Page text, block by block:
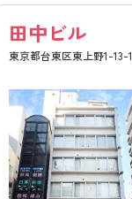
田中ビル
東京都台東区東上野1-13-1